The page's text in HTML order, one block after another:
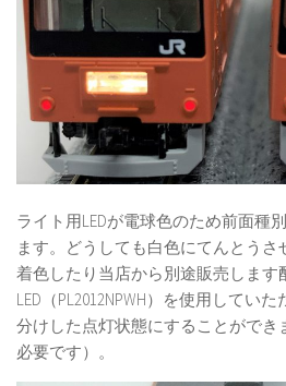
ライト用LEDが電球色のため前面種
ます。どうしても白色にてんとうさ
着色したり当店から別途販売します
LED（PL2012NPWH）を使用してい
分けした点灯状態にすることができ
必要です）。